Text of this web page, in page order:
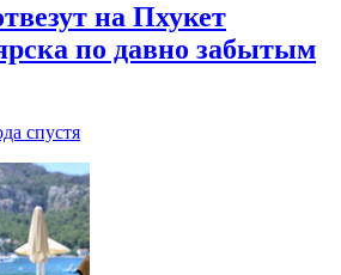
на Пхукет
по давно забытым
спустя